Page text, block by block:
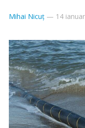
Mihai Nicuț— 14